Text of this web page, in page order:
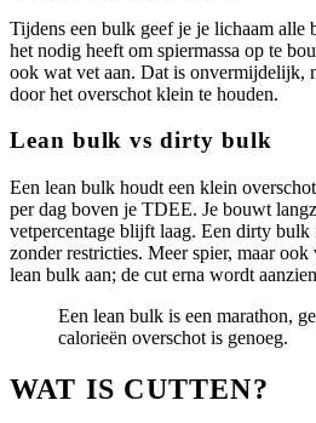
Tijdens een bulk geef je je lichaam alle
het nodig heeft om spiermassa op te
ook wat vet aan. Dat is onvermijdelijk,
door het overschot klein te houden.
Lean bulk vs dirty bulk
Een lean bulk houdt een klein
per dag boven je TDEE. Je bouwt
vetpercentage blijft laag. Een dirty bulk
zonder restricties. Meer spier, maar
lean bulk aan; de cut erna wordt
Een lean bulk is een marathon,
calorieën overschot is genoeg.
WAT IS CUTTEN?